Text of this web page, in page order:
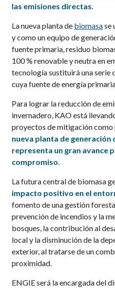
las emisiones directas.
La nueva planta de biomasase
y como un equipo de
fuente primaria, residuo
100 % renovable y neutra en
tecnología sustituirá una serie
cuya fuente de energía
Para lograr la reducción de
invernadero, KAO está
proyectos de mitigación como
nueva planta de generación
representa un gran avance
compromiso.
La futura central de biomasa
impacto positivo en el
fomento de una gestión
prevención de incendios y la
bosques, la contribución al
local y la disminución de la
exterior, al tratarse de un
proximidad.
ENGIE será la encargada del